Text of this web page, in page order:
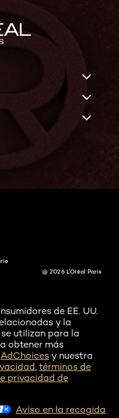
@ 2026 L'Oréal Paris
de EE. UU.
y la
utilizan para la
obtener más
AdChoices y nuestra
, términos de
privacidad de
Aviso en la recogida